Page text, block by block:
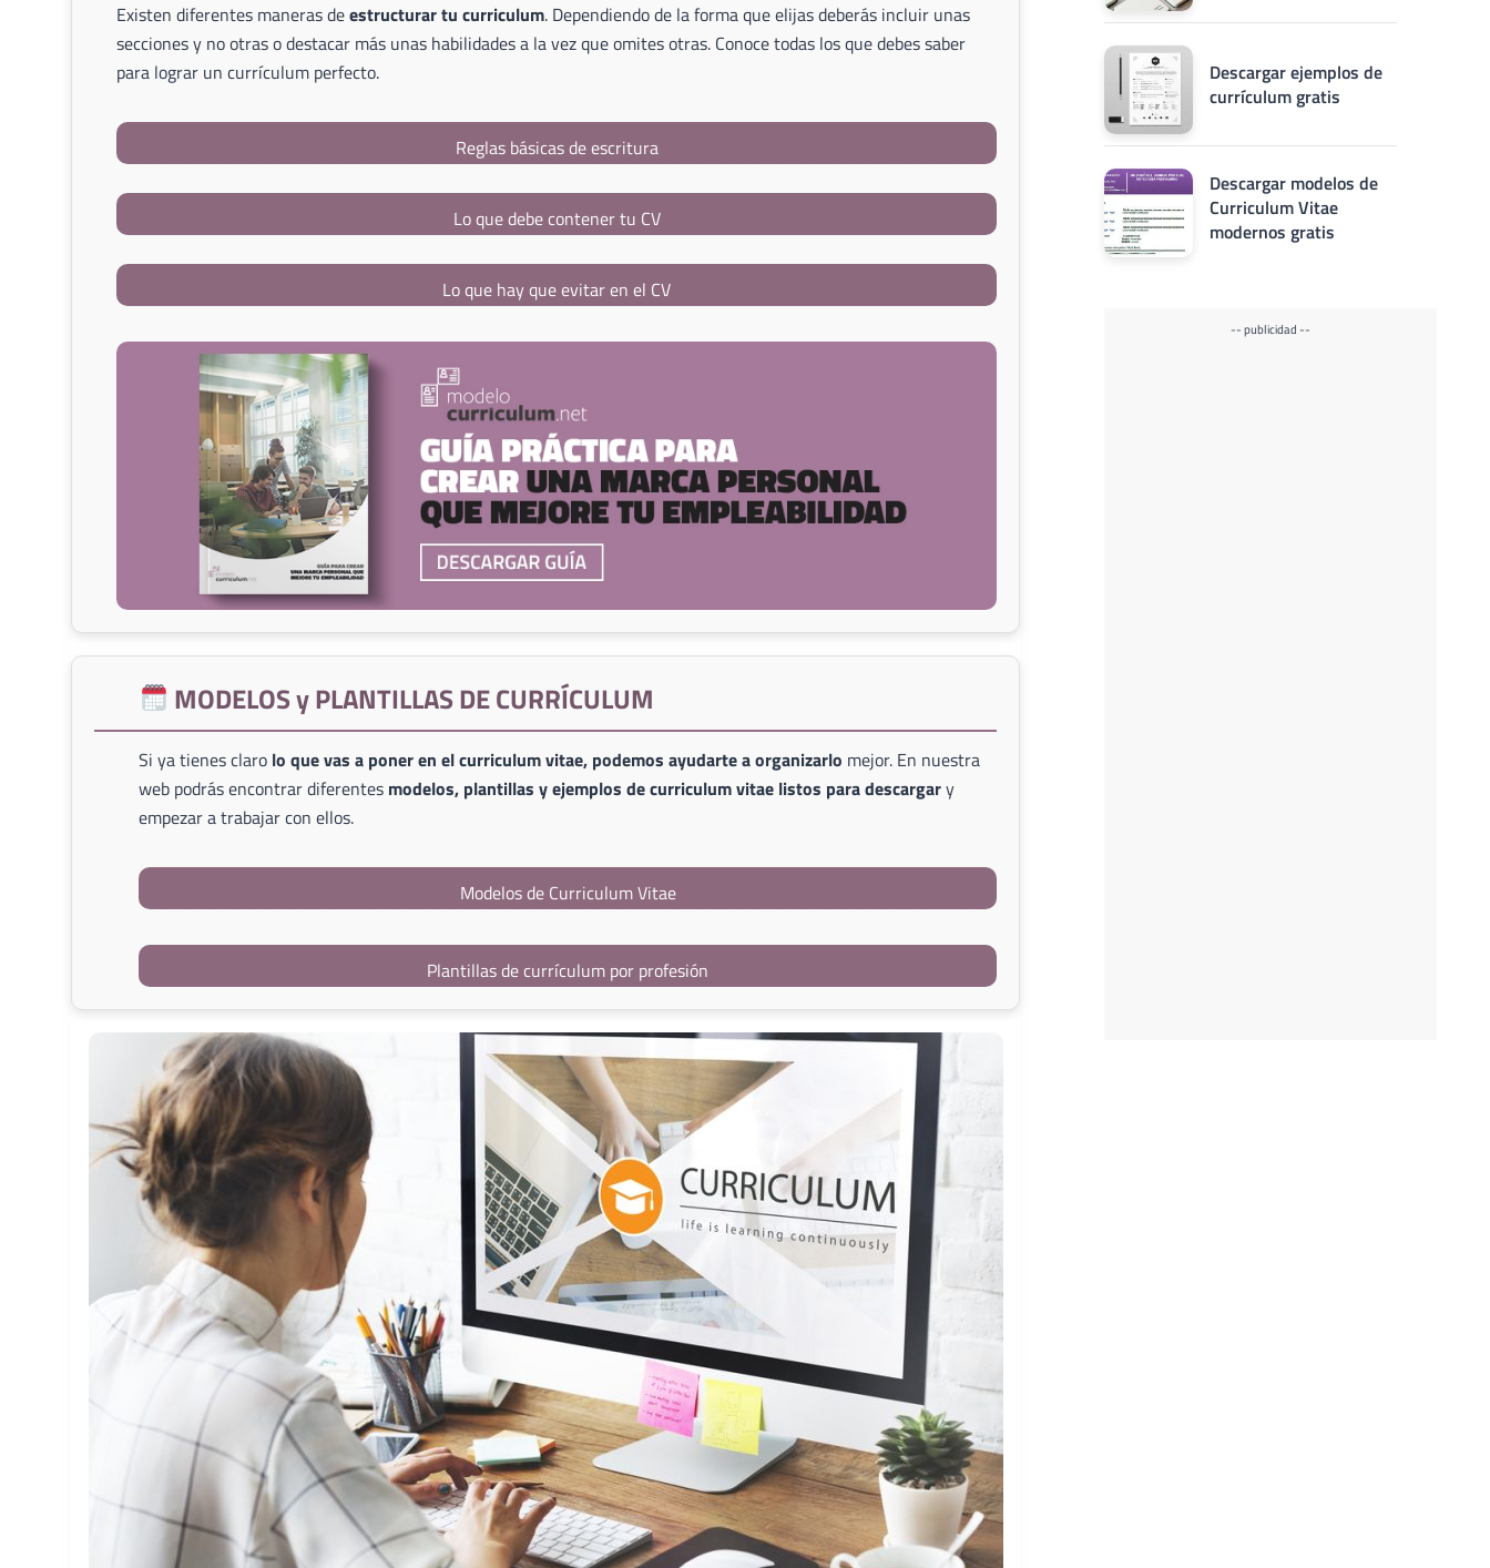
Existen diferentes maneras deestructurar tu curriculum. Dependiendo de la forma que elijas deberás incluir unas
secciones y no otras o destacar más unas habilidades a la vez que omites otras. Conoce todas los que debes saber
para lograr un currículum perfecto.
Reglas básicas de escritura
Lo que debe contener tu CV
Lo que hay que evitar en el CV
MODELOS y PLANTILLAS DE CURRÍCULUM
Si ya tienes claro lo que vas a poner en el curriculum vitae, podemos ayudarte a organizarlo mejor. En nuestra
web podrás encontrar diferentes modelos, plantillas y ejemplos de curriculum vitae listos para descargary
empezar a trabajar con ellos.
Modelos de Curriculum Vitae
Plantillas de currículum por profesión
Descargar ejemplos de
currículum gratis
Descargar modelos de
Curriculum Vitae
modernos gratis
-- publicidad --